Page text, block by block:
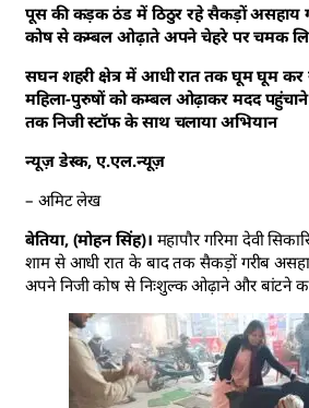
पूस की कड़क ठंड में ठिठुर रहे सैकड़ों असहाय
कोष से कम्बल ओढ़ाते अपने चेहरे पर चमक लिए
सघन शहरी क्षेत्र में आधी रात तक घूम घूम
महिला-पुरुषों को कम्बल ओढ़ाकर मदद
तक निजी स्टॉफ के साथ चलाया अभियान
न्यूज़ डेस्क, ए.एल.न्यूज़
– अमिट लेख
बेतिया, (मोहन सिंह)। महापौर गरिमा देवी
शाम से आधी रात के बाद तक सैकड़ों गरीब
अपने निजी कोष से निःशुल्क ओढ़ाने और बांटने